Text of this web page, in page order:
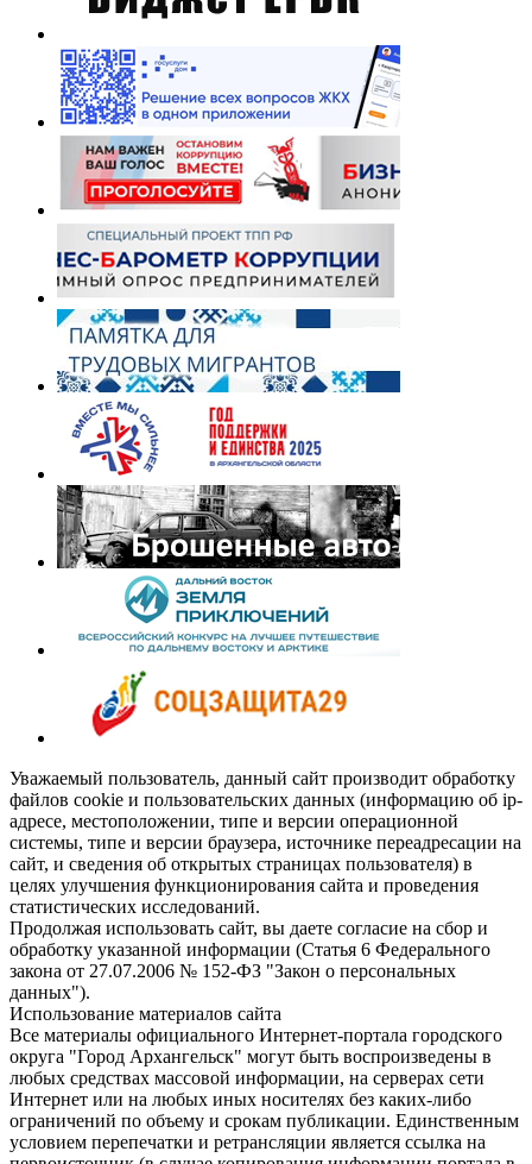
Уважаемый пользователь, данный сайт производит обработку
файлов cookie и пользовательских данных (информацию об ip-
адресе, местоположении, типе и версии операционной
системы, типе и версии браузера, источнике переадресации на
сайт, и сведения об открытых страницах пользователя) в
целях улучшения функционирования сайта и проведения
статистических исследований.
Продолжая использовать сайт, вы даете согласие на сбор и
обработку указанной информации (Статья 6 Федерального
закона от 27.07.2006 № 152-ФЗ "Закон о персональных
данных").
Использование материалов сайта
Все материалы официального Интернет-портала городского
округа "Город Архангельск" могут быть воспроизведены в
любых средствах массовой информации, на серверах сети
Интернет или на любых иных носителях без каких-либо
ограничений по объему и срокам публикации. Единственным
условием перепечатки и ретрансляции является ссылка на